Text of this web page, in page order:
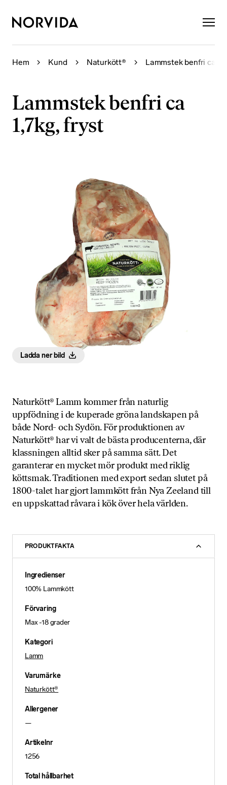
Hem Kund Naturkött® Lammstek benfri ca
Lammstek benfri ca
1,7kg, fryst
Ladda ner bild
Naturkött® Lamm kommer från naturlig
uppfödning i de kuperade gröna landskapen på
både Nord- och Sydön. För produktionen av
Naturkött® har vi valt de bästa producenterna, där
klassningen alltid sker på samma sätt. Det
garanterar en mycket mör produkt med riklig
köttsmak. Traditionen med export sedan slutet på
1800-talet har gjort lammkött från Nya Zeeland till
en uppskattad råvara i kök över hela världen.
PRODUKTFAKTA
Ingredienser
100% Lammkött
Förvaring
Max -18 grader
Kategori
Lamm
Varumärke
Naturkött®
Allergener
—
Artikelnr
1256
Total hållbarhet